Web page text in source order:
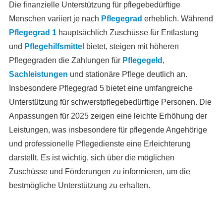
Die finanzielle Unterstützung für pflegebedürftige
Menschen variiert je nach Pflegegrad erheblich. Während
Pflegegrad 1 hauptsächlich Zuschüsse für Entlastung
und Pflegehilfsmittel bietet, steigen mit höheren
Pflegegraden die Zahlungen für Pflegegeld ,
Sachleistungen und stationäre Pflege deutlich an.
Insbesondere Pflegegrad 5 bietet eine umfangreiche
Unterstützung für schwerstpflegebedürftige Personen. Die
Anpassungen für 2025 zeigen eine leichte Erhöhung der
Leistungen, was insbesondere für pflegende Angehörige
und professionelle Pflegedienste eine Erleichterung
darstellt. Es ist wichtig, sich über die möglichen
Zuschüsse und Förderungen zu informieren, um die
bestmögliche Unterstützung zu erhalten.